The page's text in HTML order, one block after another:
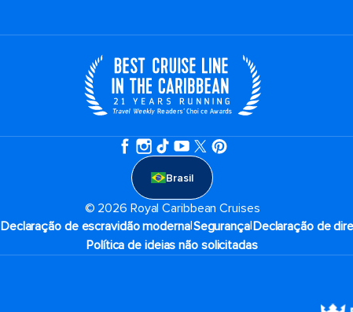
Brasil
© 2026 Royal Caribbean Cruises
Declaração de escravidão moderna|Segurança|Declaração de
Política de ideias não solicitadas